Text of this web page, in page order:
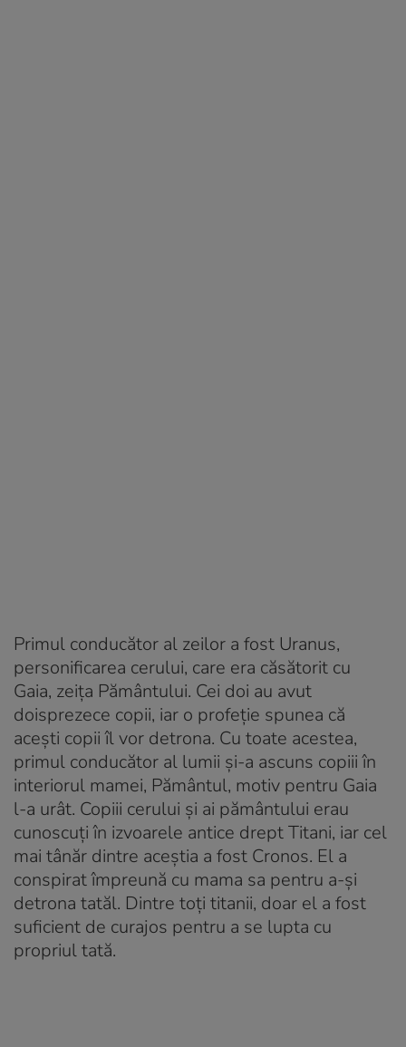
Primul conducător al zeilor a fost Uranus,
personificarea cerului, care era căsătorit cu
Gaia, zeița Pământului. Cei doi au avut
doisprezece copii, iar o profeție spunea că
acești copii îl vor detrona. Cu toate acestea,
primul conducător al lumii și-a ascuns copiii în
interiorul mamei, Pământul, motiv pentru Gaia
l-a urât. Copiii cerului și ai pământului erau
cunoscuți în izvoarele antice drept Titani, iar cel
mai tânăr dintre aceștia a fost Cronos. El a
conspirat împreună cu mama sa pentru a-și
detrona tatăl. Dintre toți titanii, doar el a fost
suficient de curajos pentru a se lupta cu
propriul tată.